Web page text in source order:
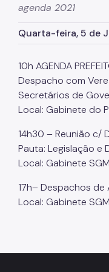
- Programa
- Programa
Secretaria
- Plano Municipal
COORDENADORIAS
Coordenadoria de
agenda 2021
Quarta-feira, 5 de
10h AGENDA
Despacho com
Secretários de
Local: Gabinete do
14h30 – Reunião c/
Pauta: Legislação e
Local: Gabinete SGM
17h– Despachos de
Local: Gabinete SGM